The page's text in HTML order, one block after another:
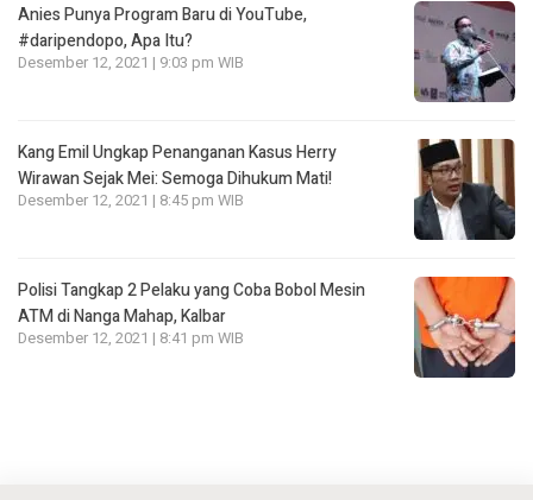
Anies Punya Program Baru di YouTube,
#daripendopo, Apa Itu?
Desember 12, 2021 | 9:03 pm WIB
Kang Emil Ungkap Penanganan Kasus Herry
Wirawan Sejak Mei: Semoga Dihukum Mati!
Desember 12, 2021 | 8:45 pm WIB
Polisi Tangkap 2 Pelaku yang Coba Bobol Mesin
ATM di Nanga Mahap, Kalbar
Desember 12, 2021 | 8:41 pm WIB